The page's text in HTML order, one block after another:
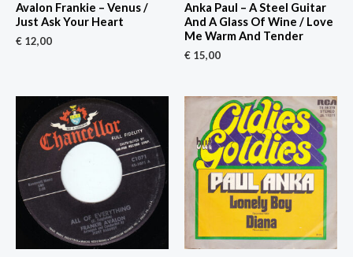
Avalon Frankie – Venus /
Just Ask Your Heart
€ 12,00
Anka Paul – A Steel Guitar
And A Glass Of Wine / Love
Me Warm And Tender
€ 15,00